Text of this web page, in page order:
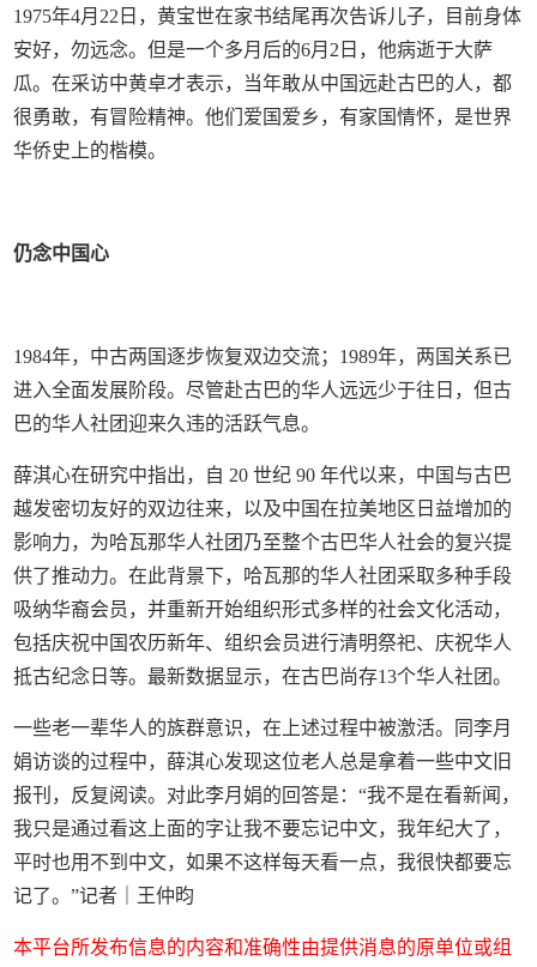
1975年4月22日，黄宝世在家书结尾再次告诉儿子，目前身体
安好，勿远念。但是一个多月后的6月2日，他病逝于大萨
瓜。在采访中黄卓才表示，当年敢从中国远赴古巴的人，都
很勇敢，有冒险精神。他们爱国爱乡，有家国情怀，是世界
华侨史上的楷模。
仍念中国心
1984年，中古两国逐步恢复双边交流；1989年，两国关系已
进入全面发展阶段。尽管赴古巴的华人远远少于往日，但古
巴的华人社团迎来久违的活跃气息。
薛淇心在研究中指出，自 20 世纪 90 年代以来，中国与古巴
越发密切友好的双边往来，以及中国在拉美地区日益增加的
影响力，为哈瓦那华人社团乃至整个古巴华人社会的复兴提
供了推动力。在此背景下，哈瓦那的华人社团采取多种手段
吸纳华裔会员，并重新开始组织形式多样的社会文化活动，
包括庆祝中国农历新年、组织会员进行清明祭祀、庆祝华人
抵古纪念日等。最新数据显示，在古巴尚存13个华人社团。
一些老一辈华人的族群意识，在上述过程中被激活。同李月
娟访谈的过程中，薛淇心发现这位老人总是拿着一些中文旧
报刊，反复阅读。对此李月娟的回答是：“我不是在看新闻，
我只是通过看这上面的字让我不要忘记中文，我年纪大了，
平时也用不到中文，如果不这样每天看一点，我很快都要忘
记了。”记者｜王仲昀
本平台所发布信息的内容和准确性由提供消息的原单位或组